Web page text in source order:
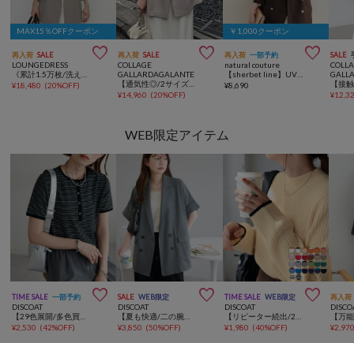
MAX15％OFFクーポン
再入荷 SALE 
LOUNGEDRESS
¥18,480 (20%OFF)
再入荷 SALE 
COLLAGE
GALLARDAGALANTE
¥14,960 (20%OFF)
￥1,000クーポン
再入荷 一部予約 
natural couture
【sherbet line】UV接触冷感 金釦べこべこテーラージャケット
¥8,690
SALE
¥
WEB限定アイテム
TIME SALE 一部予約 
DISCOAT
¥2,530 (42%OFF)
SALE WEB限定 
DISCOAT
¥3,850 (50%OFF)
TIME SALE WEB限定 
DISCOAT
¥1,980 (40%OFF)
再入荷
¥